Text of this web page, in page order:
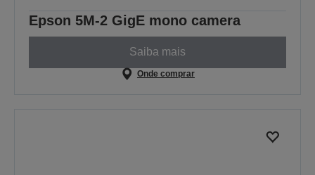
Epson 5M-2 GigE mono camera
Saiba mais
Onde comprar